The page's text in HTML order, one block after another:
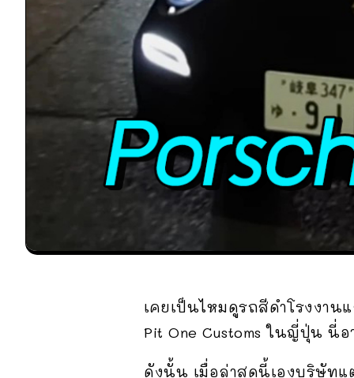
เคยเป็นไหมดูรถสีดำโรงงาน
Pit One Customs ในญี่ปุ่น นี่
ดังนั้น เมื่อล่าสุดนี้เองบริษัทแ